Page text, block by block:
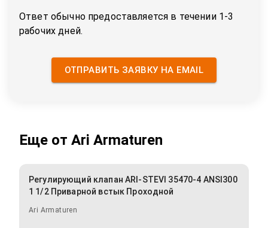
Ответ обычно предоставляется в течении 1-3
рабочих дней.
ОТПРАВИТЬ ЗАЯВКУ НА EMAIL
Еще от Ari Armaturen
Регулирующий клапан ARI-STEVI 35470-4 ANSI300
1 1/2 Приварной встык Проходной
Ari Armaturen